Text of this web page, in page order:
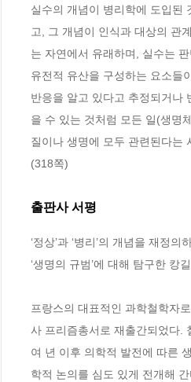
실수의 개념이 병리학에 도입된
고, 그 개념이 인식과 대상의 관
는 자연에서 유래하며, 실수는
유전적 유산을 구성하는 요소들
반응을 알고 있다고 추정되거나
을 수 있는 것처럼 모든 일(생명
질이나 생명에 모두 관련된다는
(318쪽)
출판사 서평
‘정상’과 ‘병리’의 개념을 재정의
‘생명의 규범’에 대해 탐구한 캉
프랑스의 대표적인 과학철학자
사 프리즘총서로 재출간되었다.
여 년 이후 의학적 발전에 따른
학적 논의를 심도 있게 전개해